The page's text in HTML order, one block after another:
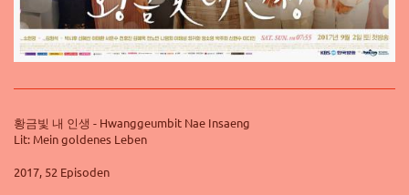
황금빛 내 인생 - Hwanggeumbit Nae Insaeng
Lit: Mein goldenes Leben
2017, 52 Episoden